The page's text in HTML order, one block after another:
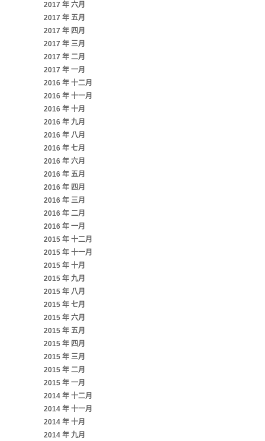
2017 年 六月
2017 年 五月
2017 年 四月
2017 年 三月
2017 年 二月
2017 年 一月
2016 年 十二月
2016 年 十一月
2016 年 十月
2016 年 九月
2016 年 八月
2016 年 七月
2016 年 六月
2016 年 五月
2016 年 四月
2016 年 三月
2016 年 二月
2016 年 一月
2015 年 十二月
2015 年 十一月
2015 年 十月
2015 年 九月
2015 年 八月
2015 年 七月
2015 年 六月
2015 年 五月
2015 年 四月
2015 年 三月
2015 年 二月
2015 年 一月
2014 年 十二月
2014 年 十一月
2014 年 十月
2014 年 九月